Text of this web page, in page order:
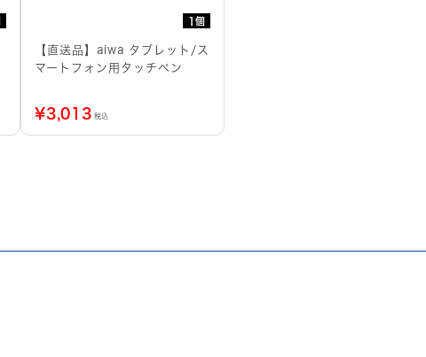
1個
【直送品】aiwa タブレット/ス
マートフォン用タッチペン
¥3,013 税込